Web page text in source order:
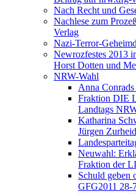
Nach Recht und
Nachlese zum
Verlag
Nazi-Terror-
Newrozfestes 2013
Horst Dotten und
NRW-Wahl
Anna
Fraktion DIE
Landtags
Katharina
Jürgen
Neuwahl:
Fraktion der
Schuld geben
GFG2011 28-